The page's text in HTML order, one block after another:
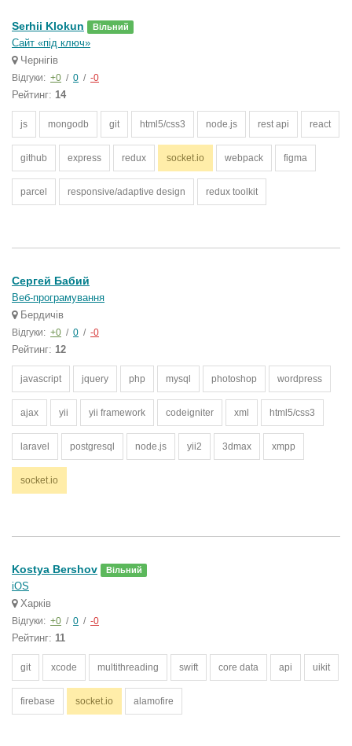
Serhii Klokun Вільний
Сайт «під ключ»
Чернігів
Відгуки: +0 / 0 / -0
Рейтинг: 14
js mongodb git html5/css3 node.js rest api react
github express redux socket.io webpack figma
parcel responsive/adaptive design redux toolkit
Сергей Бабий
Веб-програмування
Бердичів
Відгуки: +0 / 0 / -0
Рейтинг: 12
javascript jquery php mysql photoshop wordpress
ajax yii yii framework codeigniter xml html5/css3
laravel postgresql node.js yii2 3dmax xmpp
socket.io
Kostya Bershov Вільний
iOS
Харків
Відгуки: +0 / 0 / -0
Рейтинг: 11
git xcode multithreading swift core data api uikit
firebase socket.io alamofire